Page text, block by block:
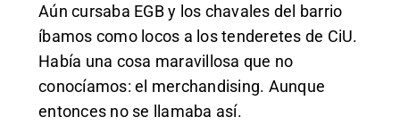
Aún cursaba EGB y los chavales del barrio
íbamos como locos a los tenderetes de CiU.
Había una cosa maravillosa que no
conocíamos: el merchandising. Aunque
entonces no se llamaba así.